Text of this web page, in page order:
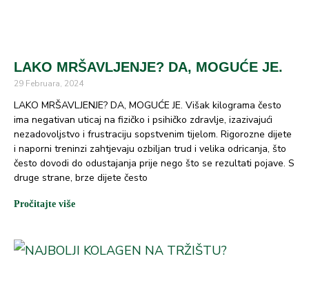
LAKO MRŠAVLJENJE? DA, MOGUĆE JE.
29 Februara, 2024
LAKO MRŠAVLJENJE? DA, MOGUĆE JE. Višak kilograma često
ima negativan uticaj na fizičko i psihičko zdravlje, izazivajući
nezadovoljstvo i frustraciju sopstvenim tijelom. Rigorozne dijete
i naporni treninzi zahtjevaju ozbiljan trud i velika odricanja, što
često dovodi do odustajanja prije nego što se rezultati pojave. S
druge strane, brze dijete često
Pročitajte više